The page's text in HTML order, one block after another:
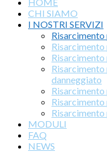
CHI SIAMO
I NOSTRI SERVIZI
danneggiato
Risarcimento
Risarcimento
MODULI
FAQ
NEWS